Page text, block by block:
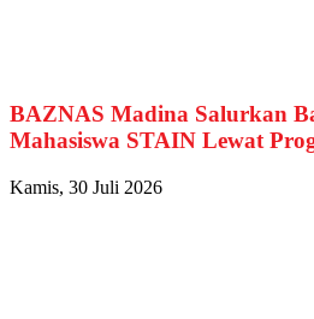
BAZNAS Madina Salurkan
Mahasiswa STAIN Lewat
Kamis, 30 Juli 2026